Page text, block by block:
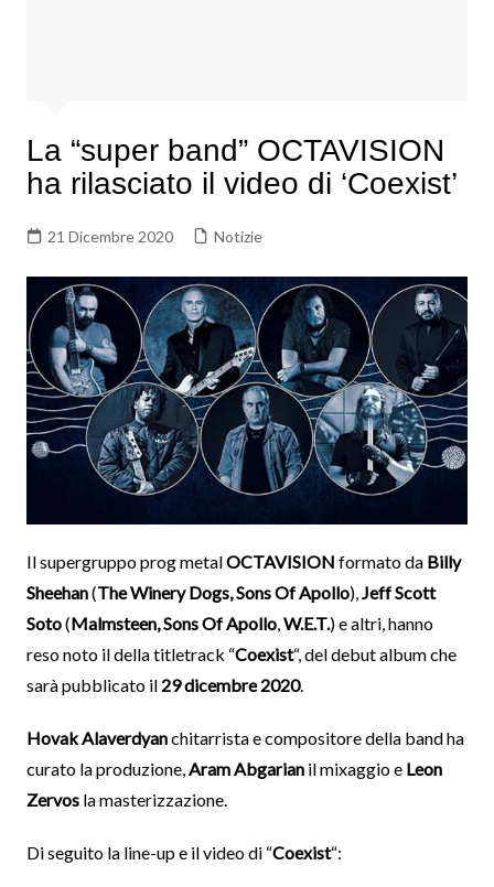
La “super band” OCTAVISION
ha rilasciato il video di ‘Coexist’
21 Dicembre 2020 Notizie
Il supergruppo prog metalOCTAVISION formato da Billy
Sheehan(The Winery Dogs, Sons Of Apollo),Jeff Scott
Soto(Malmsteen, Sons Of Apollo,W.E.T.) e altri, hanno
reso noto il della titletrack “Coexist“, del debut album che
sarà pubblicato il 29 dicembre 2020.
Hovak Alaverdyanchitarrista e compositore della band ha
curato la produzione,AramAbgarianil mixaggio e Leon
Zervos la masterizzazione.
Di seguito la line-up e il video di “Coexist“: